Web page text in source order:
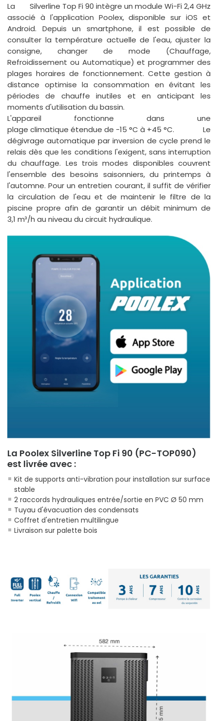
La Silverline Top Fi 90 intègre un module Wi-Fi 2,4 GHz
associé à l'application Poolex, disponible sur iOS et
Android. Depuis un smartphone, il est possible de
consulter la température actuelle de l'eau, ajuster la
consigne, changer de mode (Chauffage,
Refroidissement ou Automatique) et programmer des
plages horaires de fonctionnement. Cette gestion à
distance optimise la consommation en évitant les
périodes de chauffe inutiles et en anticipant les
moments d'utilisation du bassin.
L'appareil fonctionne dans une
plage climatique étendue de -15 °C à +45 °C. Le
dégivrage automatique par inversion de cycle prend le
relais dès que les conditions l'exigent, sans interruption
du chauffage. Les trois modes disponibles couvrent
l'ensemble des besoins saisonniers, du printemps à
l'automne. Pour un entretien courant, il suffit de vérifier
la circulation de l'eau et de maintenir le filtre de la
piscine propre afin de garantir un débit minimum de
3,1 m³/h au niveau du circuit hydraulique.
La Poolex Silverline Top Fi 90 (PC-TOP090)
est livrée avec :
Kit de supports anti-vibration pour installation sur surface
stable
2 raccords hydrauliques entrée/sortie en PVC Ø 50 mm
Tuyau d'évacuation des condensats
Coffret d'entretien multilingue
Livraison sur palette bois